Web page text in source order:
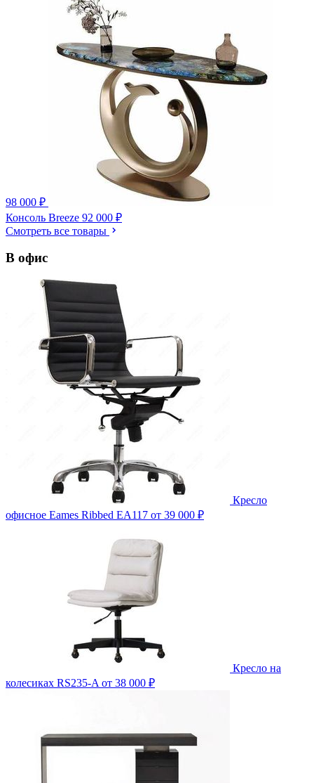
98 000 ₽
Консоль Breeze 92 000 ₽
Смотреть все товары
В офис
Кресло
офисное Eames Ribbed EA117 от 39 000 ₽
Кресло на
колесиках RS235-A от 38 000 ₽